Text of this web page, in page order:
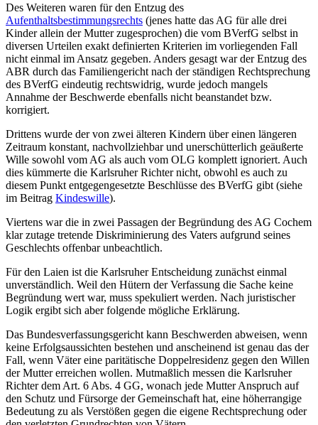
Des Weiteren waren für den Entzug des
Aufenthaltsbestimmungsrechts (jenes hatte das AG für alle drei
Kinder allein der Mutter zugesprochen) die vom BVerfG selbst in
diversen Urteilen exakt definierten Kriterien im vorliegenden Fall
nicht einmal im Ansatz gegeben. Anders gesagt war der Entzug des
ABR durch das Familien­gericht nach der ständigen Recht­sprechung
des BVerfG eindeutig rechtswidrig, wurde jedoch mangels
Annahme der Beschwerde ebenfalls nicht beanstandet bzw.
korrigiert.
Drittens wurde der von zwei älteren Kindern über einen längeren
Zeitraum konstant, nachvoll­ziehbar und un­erschütterlich geäußerte
Wille sowohl vom AG als auch vom OLG komplett ignoriert. Auch
dies kümmerte die Karlsruher Richter nicht, obwohl es auch zu
diesem Punkt entgegengesetzte Beschlüsse des BVerfG gibt (siehe
im Beitrag Kindeswille).
Viertens war die in zwei Passagen der Begründung des AG Cochem
klar zutage tretende Diskriminierung des Vaters aufgrund seines
Geschlechts offenbar unbeachtlich.
Für den Laien ist die Karlsruher Entscheidung zunächst einmal
unverständlich. Weil den Hütern der Verfassung die Sache keine
Begründung wert war, muss spekuliert werden. Nach juristischer
Logik ergibt sich aber folgende mögliche Erklärung.
Das Bundesverfassungsgericht kann Beschwerden abweisen, wenn
keine Erfolgs­aussichten bestehen und anscheinend ist genau das der
Fall, wenn Väter eine paritätische Doppel­residenz gegen den Willen
der Mutter erreichen wollen. Mutmaßlich messen die Karlsruher
Richter dem Art. 6 Abs. 4 GG, wonach jede Mutter Anspruch auf
den Schutz und Fürsorge der Gemeinschaft hat, eine höher­rangige
Bedeutung zu als Verstößen gegen die eigene Rechtsprechung oder